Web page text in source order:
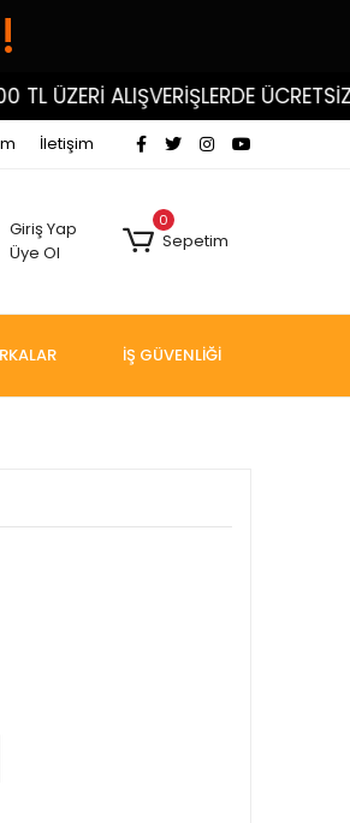
ÜZERİ ALIŞVERİŞLERDE ÜCRETSİZ
İletişim
Giriş Yap
Üye Ol
0
Sepetim
İŞ GÜVENLİĞİ